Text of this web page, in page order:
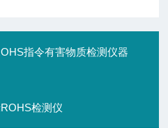
指令有害物质检测仪器
检测仪